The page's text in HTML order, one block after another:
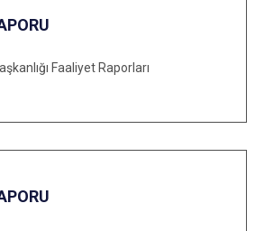
Faaliyet Raporları